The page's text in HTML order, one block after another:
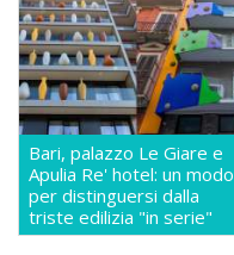
Bari, palazzo Le Giare e
Apulia Re' hotel: un modo
per distinguersi dalla
triste edilizia "in serie"